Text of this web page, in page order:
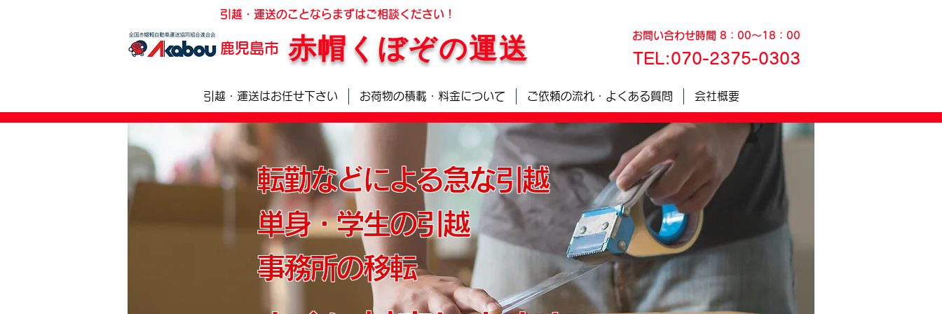
引越・運送のことならまずはご相談ください！
赤帽くぼぞの運送
鹿児島市
お問い合わせ時間 8：00～18：00
TEL:070-2375-0303
引越・運送はお任せ下さい お荷物の積載・料金について ご依頼の流れ・よくある質問 会社概要
転勤などによる急な引越
単身・学生の引越
事務所の移転